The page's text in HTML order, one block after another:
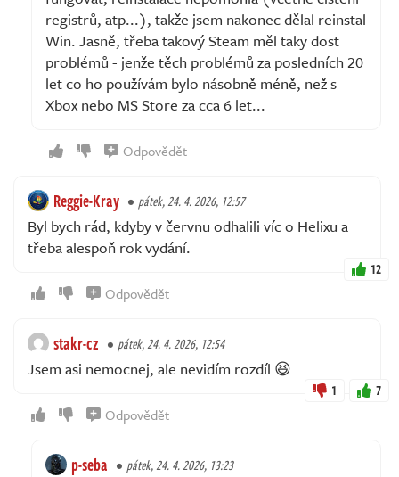
registrů, atp...), takže jsem nakonec dělal reinstal
Win. Jasně, třeba takový Steam měl taky dost
problémů - jenže těch problémů za posledních 20
let co ho používám bylo násobně méně, než s
Xbox nebo MS Store za cca 6 let...
Odpovědět
Reggie-Kray pátek, 24. 4. 2026, 12:57
Byl bych rád, kdyby v červnu odhalili víc o Helixu a
třeba alespoň rok vydání.
12
Odpovědět
stakr-cz pátek, 24. 4. 2026, 12:54
Jsem asi nemocnej, ale nevidím rozdíl 😆
1 7
Odpovědět
p-seba pátek, 24. 4. 2026, 13:23